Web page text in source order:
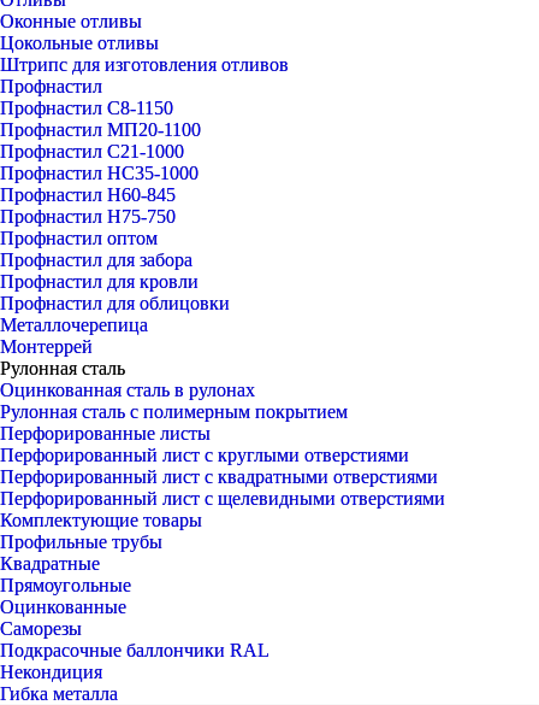
Оконные отливы
Цокольные отливы
Штрипс для изготовления отливов
Профнастил
Профнастил С8-1150
Профнастил МП20-1100
Профнастил С21-1000
Профнастил НС35-1000
Профнастил Н60-845
Профнастил Н75-750
Профнастил оптом
Профнастил для забора
Профнастил для кровли
Профнастил для облицовки
Металлочерепица
Монтеррей
Рулонная сталь
Оцинкованная сталь в рулонах
Рулонная сталь с полимерным покрытием
Перфорированные листы
Перфорированный лист с круглыми отверстиями
Перфорированный лист с квадратными отверстиями
Перфорированный лист с щелевидными отверстиями
Комплектующие товары
Профильные трубы
Квадратные
Прямоугольные
Оцинкованные
Саморезы
Подкрасочные баллончики RAL
Некондиция
Гибка металла